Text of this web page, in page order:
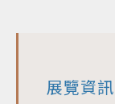
展覽資訊